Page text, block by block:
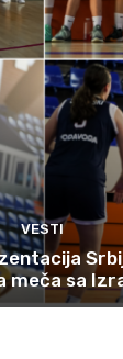
VESTI
meča sa